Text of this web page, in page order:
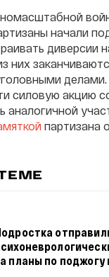
начали
диверсии
них
делами.
силовую акцию
аналогичной
партизана
планы по поджогу